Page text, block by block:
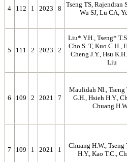
4 112 1 2023 8
Tseng TS, Rajendran
Wu SJ, Lu CA,
5 111 2 2023 2
Liu* Y.H., Tseng*
Cho S..T, Kuo C.H.,
Cheng J.Y., Hsu
Liu
6 109 2 2021 7
Maulidah NI., Tseng
G.H., Hsieh H.Y.,
Chuang
7 109 1 2021 1
Chuang H.W., Tseng
H.Y., Kao T.C.,